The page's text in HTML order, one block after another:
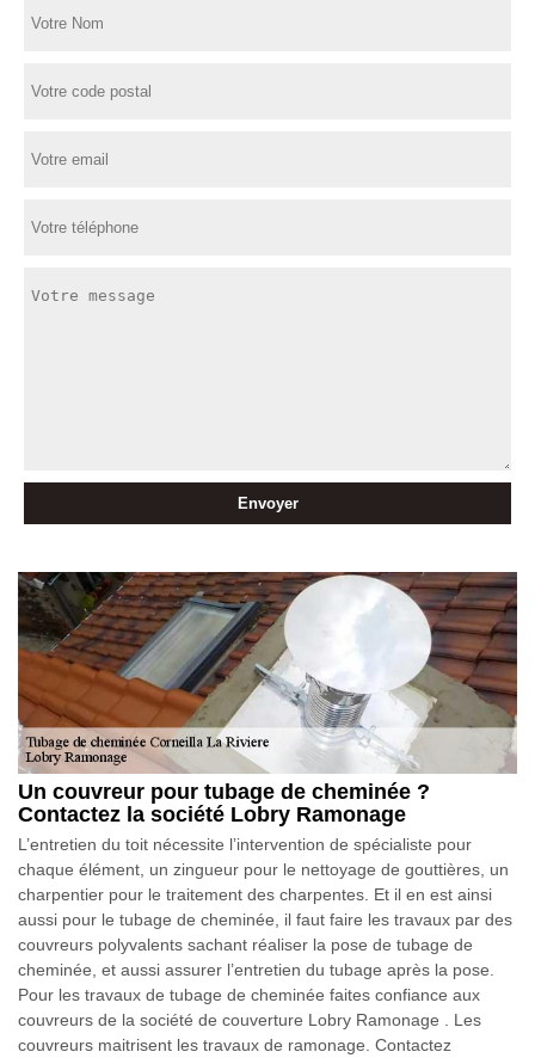
Un couvreur pour tubage de cheminée ?
Contactez la société Lobry Ramonage
L’entretien du toit nécessite l’intervention de spécialiste pour
chaque élément, un zingueur pour le nettoyage de gouttières, un
charpentier pour le traitement des charpentes. Et il en est ainsi
aussi pour le tubage de cheminée, il faut faire les travaux par des
couvreurs polyvalents sachant réaliser la pose de tubage de
cheminée, et aussi assurer l’entretien du tubage après la pose.
Pour les travaux de tubage de cheminée faites confiance aux
couvreurs de la société de couverture Lobry Ramonage . Les
couvreurs maitrisent les travaux de ramonage. Contactez